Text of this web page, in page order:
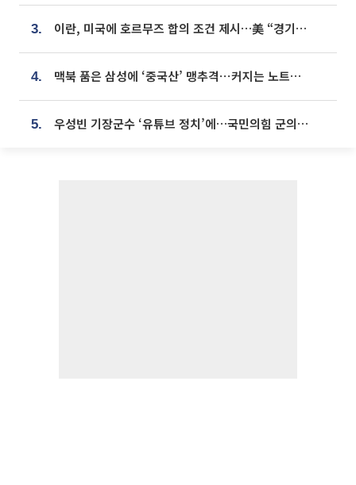
3. 이란, 미국에 호르무즈 합의 조건 제시…美 “경기 아직 안 끝나” [종합]
4. 맥북 품은 삼성에 ‘중국산’ 맹추격⋯커지는 노트북 OLED 시장
5. 우성빈 기장군수 ‘유튜브 정치’에…국민의힘 군의원들 집단 반발